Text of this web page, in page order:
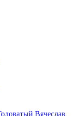
Вячеслав